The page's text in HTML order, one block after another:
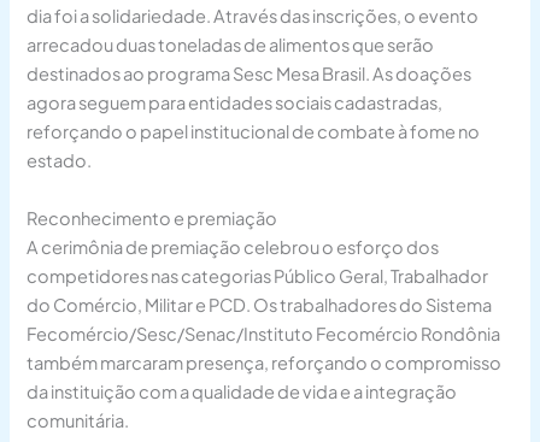
dia foi a solidariedade. Através das inscrições, o evento
arrecadou duas toneladas de alimentos que serão
destinados ao programa Sesc Mesa Brasil. As doações
agora seguem para entidades sociais cadastradas,
reforçando o papel institucional de combate à fome no
estado.
Reconhecimento e premiação
A cerimônia de premiação celebrou o esforço dos
competidores nas categorias Público Geral, Trabalhador
do Comércio, Militar e PCD. Os trabalhadores do Sistema
Fecomércio/Sesc/Senac/Instituto Fecomércio Rondônia
também marcaram presença, reforçando o compromisso
da instituição com a qualidade de vida e a integração
comunitária.